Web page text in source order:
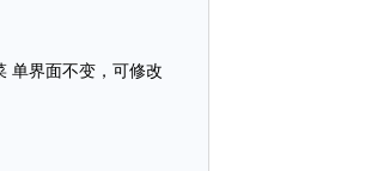
单界面不变，可修改